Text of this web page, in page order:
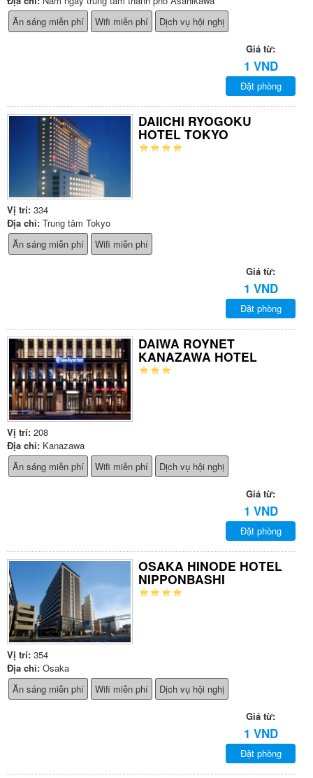
Ăn sáng miễn phí
Wifi miễn phí Dịch vụ hội nghị
Giá từ:
1 VND
Đặt phòng
DAIICHI RYOGOKU
HOTEL TOKYO
Vị trí: 334
Địa chỉ: Trung tâm Tokyo
Ăn sáng miễn phí
Wifi miễn phí
Giá từ:
1 VND
Đặt phòng
DAIWA ROYNET
KANAZAWA HOTEL
Vị trí: 208
Địa chỉ: Kanazawa
Ăn sáng miễn phí
Wifi miễn phí Dịch vụ hội nghị
Giá từ:
1 VND
Đặt phòng
OSAKA HINODE HOTEL
NIPPONBASHI
Vị trí: 354
Địa chỉ: Osaka
Ăn sáng miễn phí
Wifi miễn phí Dịch vụ hội nghị
Giá từ:
1 VND
Đặt phòng